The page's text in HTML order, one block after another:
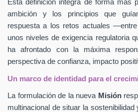
Esta definición integra de forma más
ambición y los principios que
respuesta a los retos actuales
unos niveles de exigencia regulatoria
ha afrontado con la máxima
perspectiva de confianza, impacto
Un marco de identidad para el
La formulación de la nueva Misión
multinacional de situar la